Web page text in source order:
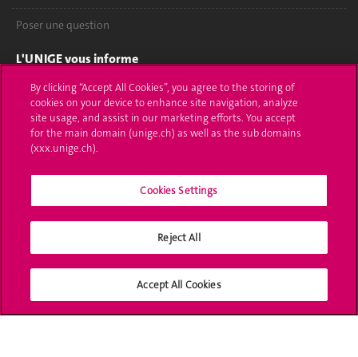
Poser une question
L'UNIGE vous informe
UNIGE Mobile
Médias
Offres d'emploi
Calendrier académique
Médias sociaux UNIGE
By clicking “Accept All Cookies”, you agree to the storing of
cookies on your device to enhance site navigation, analyze
site usage, and assist in our marketing efforts. You accept
for the main domain (unige.ch) as well as the sub domains
(xxx.unige.ch).
Cookies Settings
Reject All
Accept All Cookies